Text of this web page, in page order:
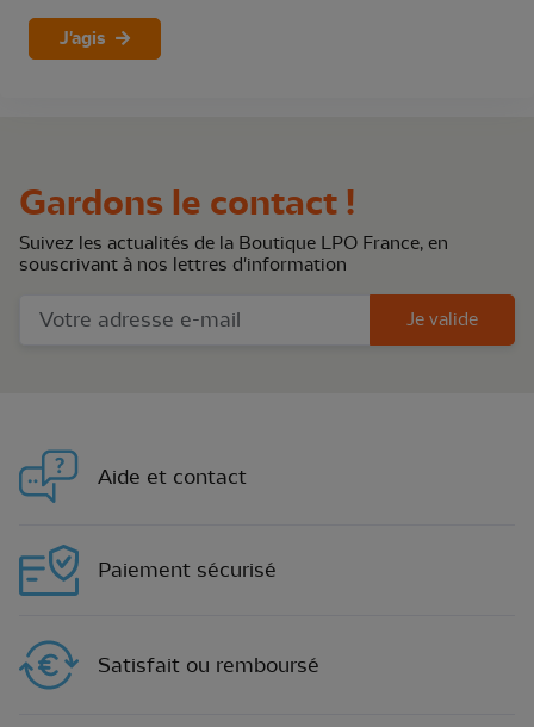
J'agis
Gardons le contact !
Suivez les actualités de la Boutique LPO France, en
souscrivant à nos lettres d'information
Je valide
Aide et contact
Paiement sécurisé
Satisfait ou remboursé